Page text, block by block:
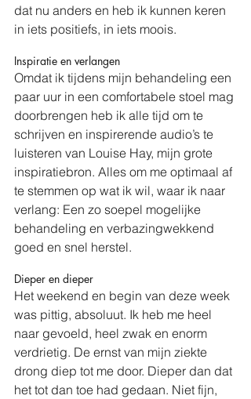
dat nu anders en heb ik kunnen keren
in iets positiefs, in iets moois.
Inspiratie en verlangen
Omdat ik tijdens mijn behandeling een
paar uur in een comfortabele stoel mag
doorbrengen heb ik alle tijd om te
schrijven en inspirerende audio’s te
luisteren van Louise Hay, mijn grote
inspiratiebron. Alles om me optimaal af
te stemmen op wat ik wil, waar ik naar
verlang: Een zo soepel mogelijke
behandeling en verbazingwekkend
goed en snel herstel.
Dieper en dieper
Het weekend en begin van deze week
was pittig, absoluut. Ik heb me heel
naar gevoeld, heel zwak en enorm
verdrietig. De ernst van mijn ziekte
drong diep tot me door. Dieper dan dat
het tot dan toe had gedaan. Niet fijn,